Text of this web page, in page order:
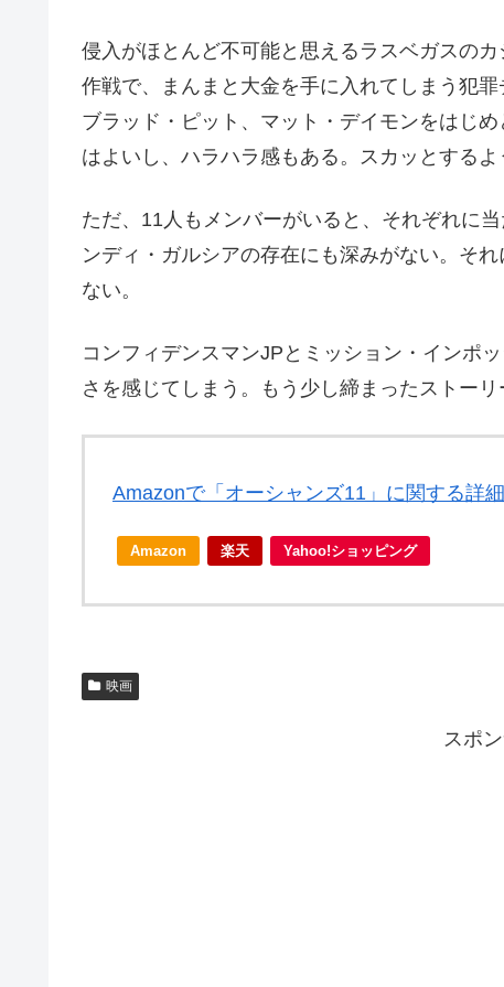
侵入がほとんど不可能と思えるラスベガスの
作戦で、まんまと大金を手に入れてしまう犯
ブラッド・ピット、マット・デイモンをはじ
はよいし、ハラハラ感もある。スカッとするよ
ただ、11人もメンバーがいると、それぞれに
ンディ・ガルシアの存在にも深みがない。そ
ない。
コンフィデンスマンJPとミッション・インポ
さを感じてしまう。もう少し締まったストーリ
Amazonで「オーシャンズ11」に関する詳
Amazon 楽天 Yahoo!ショッピング
映画
スポ